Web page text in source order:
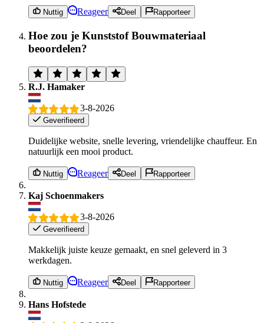
Nuttig Reageer Deel Rapporteer
Hoe zou je Kunststof Bouwmateriaal
beoordelen?
R.J. Hamaker
3-8-2026
Geverifieerd
Duidelijke website, snelle levering, vriendelijke chauffeur. En
natuurlijk een mooi product.
Nuttig Reageer Deel Rapporteer
Kaj Schoenmakers
3-8-2026
Geverifieerd
Makkelijk juiste keuze gemaakt, en snel geleverd in 3
werkdagen.
Nuttig Reageer Deel Rapporteer
Hans Hofstede